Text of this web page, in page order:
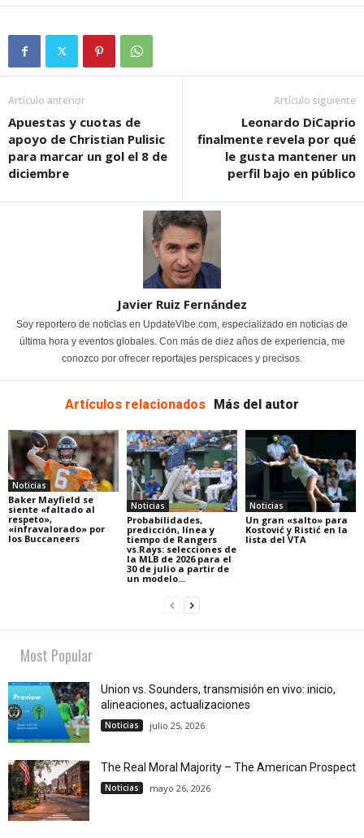
Artículo anterior
Apuestas y cuotas de
apoyo de Christian Pulisic
para marcar un gol el 8 de
diciembre
Artículo siguiente
Leonardo DiCaprio
finalmente revela por qué
le gusta mantener un
perfil bajo en público
Javier Ruiz Fernández
Soy reportero de noticias en UpdateVibe.com, especializado en noticias de
última hora y eventos globales. Con más de diez años de experiencia, me
conozco por ofrecer reportajes perspicaces y precisos.
Artículos relacionados Más del autor
Noticias
Baker Mayfield se
siente «faltado al
respeto»,
«infravalorado» por
los Buccaneers
Noticias
Probabilidades,
predicción, línea y
tiempo de Rangers
vs.Rays: selecciones de
la MLB de 2026 para el
30 de julio a partir de
un modelo...
Noticias
Un gran «salto» para
Kostović y Ristić en la
lista del VTA
Most Popular
Union vs. Sounders, transmisión en vivo: inicio,
alineaciones, actualizaciones
Noticias julio 25, 2026
The Real Moral Majority – The American Prospect
Noticias mayo 26, 2026